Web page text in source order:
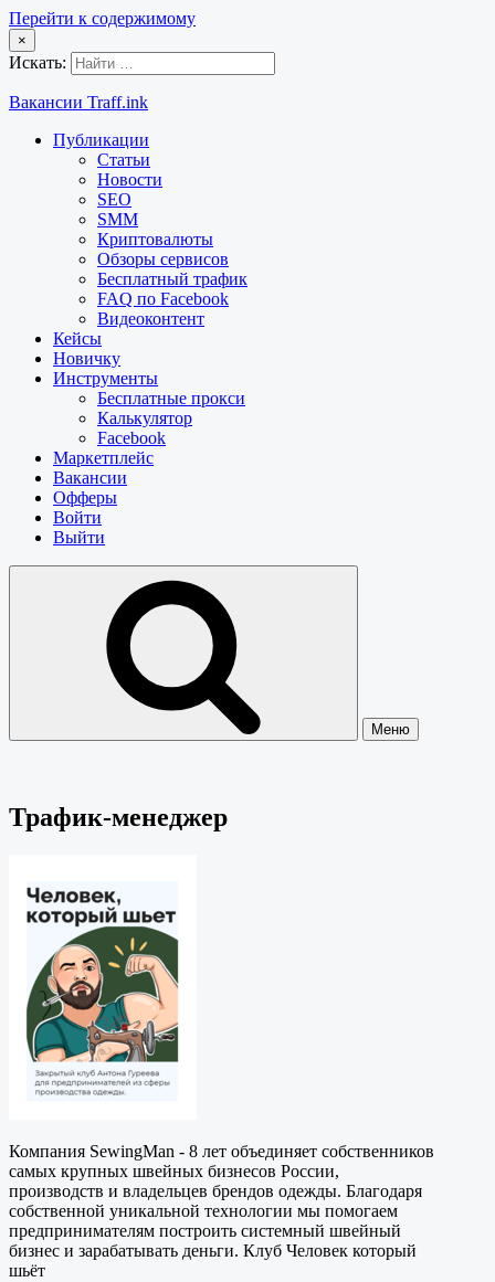
Перейти к содержимому
×
Искать:
Вакансии Traff.ink
Публикации
Статьи
Новости
SEO
SMM
Криптовалюты
Обзоры сервисов
Бесплатный трафик
FAQ по Facebook
Видеоконтент
Кейсы
Новичку
Инструменты
Бесплатные прокси
Калькулятор
Facebook
Маркетплейс
Вакансии
Офферы
Войти
Выйти
Меню
Трафик-менеджер
Компания SewingMan - 8 лет объединяет собственников
самых крупных швейных бизнесов России,
производств и владельцев брендов одежды. Благодаря
собственной уникальной технологии мы помогаем
предпринимателям построить системный швейный
бизнес и зарабатывать деньги. Клуб Человек который
шьёт